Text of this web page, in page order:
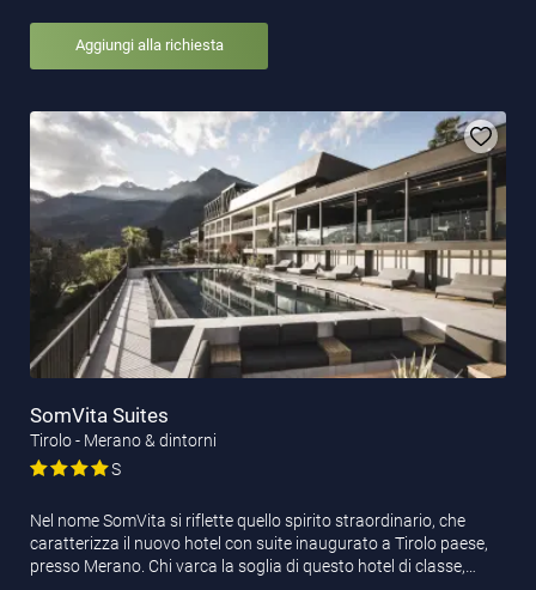
Aggiungi alla richiesta
SomVita Suites
Tirolo - Merano & dintorni
S
Nel nome SomVita si riflette quello spirito straordinario, che
caratterizza il nuovo hotel con suite inaugurato a Tirolo paese,
presso Merano. Chi varca la soglia di questo hotel di classe,…